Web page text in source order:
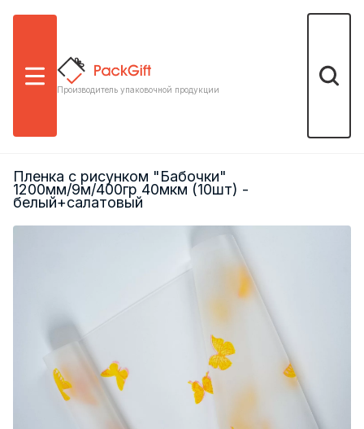
Меню
Производитель упаковочной продукции
Поиск
Пленка с рисунком "Бабочки"
1200мм/9м/400гр 40мкм (10шт) -
белый+салатовый